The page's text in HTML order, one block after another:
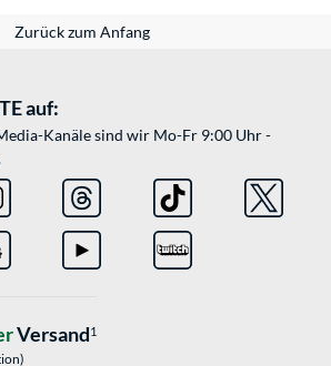
Zurück zum Anfang
auf:
Kanäle sind wir Mo-Fr 9:00 Uhr -
Versand1